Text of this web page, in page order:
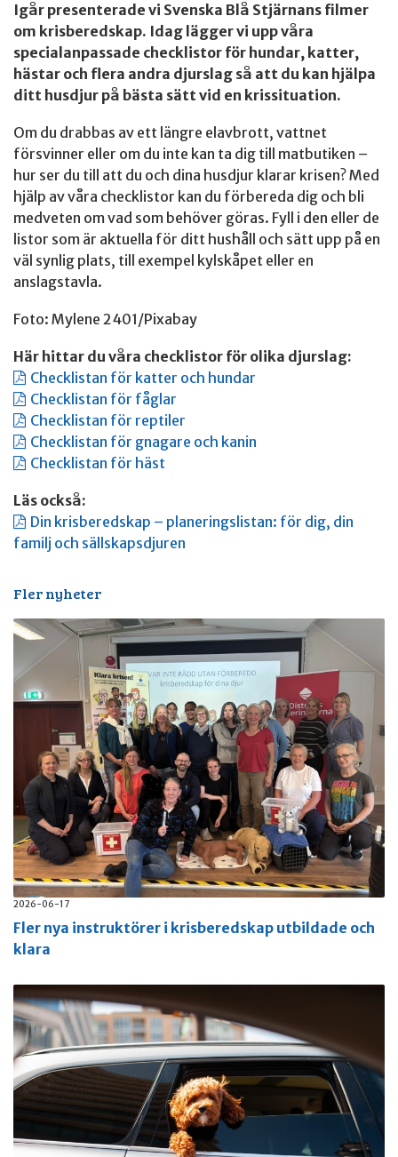
Igår presenterade vi Svenska Blå Stjärnans filmer
om krisberedskap. Idag lägger vi upp våra
specialanpassade checklistor för hundar, katter,
hästar och flera andra djurslag så att du kan hjälpa
ditt husdjur på bästa sätt vid en krissituation.
Om du drabbas av ett längre elavbrott, vattnet
försvinner eller om du inte kan ta dig till matbutiken –
hur ser du till att du och dina husdjur klarar krisen? Med
hjälp av våra checklistor kan du förbereda dig och bli
medveten om vad som behöver göras. Fyll i den eller de
listor som är aktuella för ditt hushåll och sätt upp på en
väl synlig plats, till exempel kylskåpet eller en
anslagstavla.
Foto: Mylene 2401/Pixabay
Här hittar du våra checklistor för olika djurslag:
Checklistan för katter och hundar
Checklistan för fåglar
Checklistan för reptiler
Checklistan för gnagare och kanin
Checklistan för häst
Läs också:
Din krisberedskap – planeringslistan: för dig, din
familj och sällskapsdjuren
Fler nyheter
2026-06-17
Fler nya instruktörer i krisberedskap utbildade och
klara